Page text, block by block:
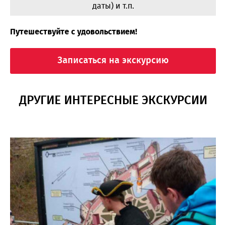
даты) и т.п.
Путешествуйте с удовольствием!
Записаться на экскурсию
ДРУГИЕ ИНТЕРЕСНЫЕ ЭКСКУРСИИ